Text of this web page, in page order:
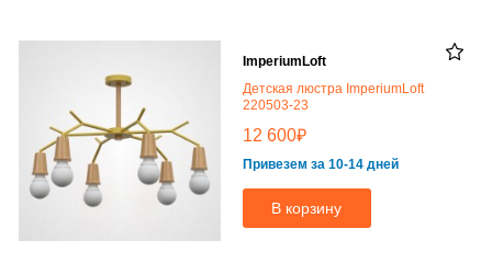
ImperiumLoft
Детская люстра ImperiumLoft
220503-23
12 600₽
Привезем за 10-14 дней
В корзину